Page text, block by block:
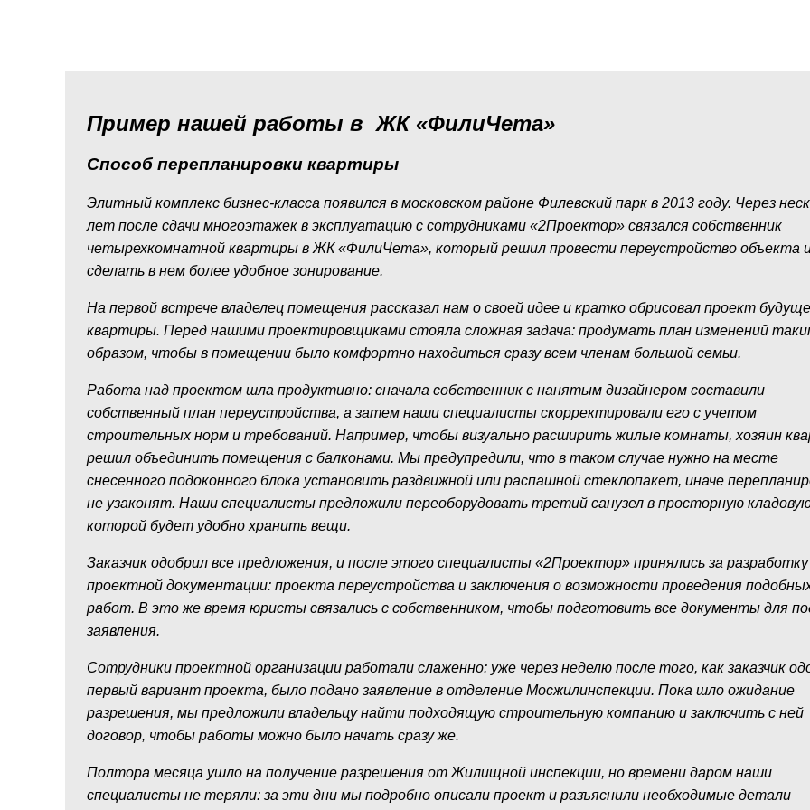
Пример нашей работы в ЖК «ФилиЧета»
Способ перепланировки квартиры
Элитный комплекс бизнес-класса появился в московском районе Филевский парк в 2013 году. Через
лет после сдачи многоэтажек в эксплуатацию с сотрудниками «2Проектор» связался собственник
четырехкомнатной квартиры в ЖК «ФилиЧета», который решил провести переустройство объекта
сделать в нем более удобное зонирование.
На первой встрече владелец помещения рассказал нам о своей идее и кратко обрисовал проект
квартиры. Перед нашими проектировщиками стояла сложная задача: продумать план изменений
образом, чтобы в помещении было комфортно находиться сразу всем членам большой семьи.
Работа над проектом шла продуктивно: сначала собственник с нанятым дизайнером составили
собственный план переустройства, а затем наши специалисты скорректировали его с учетом
строительных норм и требований. Например, чтобы визуально расширить жилые комнаты, хозяин
решил объединить помещения с балконами. Мы предупредили, что в таком случае нужно на месте
снесенного подоконного блока установить раздвижной или распашной стеклопакет, иначе
не узаконят. Наши специалисты предложили переоборудовать третий санузел в просторную
которой будет удобно хранить вещи.
Заказчик одобрил все предложения, и после этого специалисты «2Проектор» принялись за разработку
проектной документации: проекта переустройства и заключения о возможности проведения
работ. В это же время юристы связались с собственником, чтобы подготовить все документы для
заявления.
Сотрудники проектной организации работали слаженно: уже через неделю после того, как заказчик
первый вариант проекта, было подано заявление в отделение Мосжилинспекции. Пока шло ожидание
разрешения, мы предложили владельцу найти подходящую строительную компанию и заключить с ней
договор, чтобы работы можно было начать сразу же.
Полтора месяца ушло на получение разрешения от Жилищной инспекции, но времени даром наши
специалисты не теряли: за эти дни мы подробно описали проект и разъяснили необходимые детали